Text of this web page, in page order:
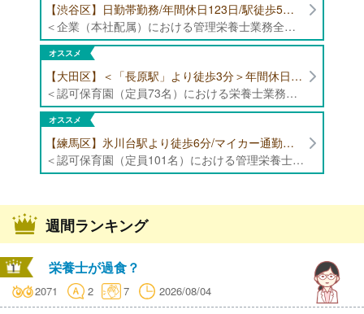
【渋谷区】日勤帯勤務/年間休日123日/駅徒歩5分/企業（本社配属）にて管理栄養士募集！
＜企業（本社配属）における管理栄養士業務全般＞ ・本社および在宅（週1日程度）で、運営・受託する保育園（約50箇所）の管理栄養士・マネジメント業務全般 ・調理指導、育成 ・調理代行※欠員時 ・衛生管理 ・献立作成 ・食材発注 ・園長、調理スタッフとの給食会議 ・クライアント企業との給食会議（食育等の企画提案） ・採用業務（面接・施設見学同行）など ・担当保育園の定期巡回（直行やオンライン対応あり） ※23区内の認可保育園や、事業所内保育園（市川市、古河市、厚木市・追浜等）
オススメ
【大田区】＜「長原駅」より徒歩3分＞年間休日120日以上/最大10連休取得可能/日勤帯勤務のみ 認可保育園（定員73名）にて、栄養士の募集！
＜認可保育園（定員73名）における栄養士業務全般＞ ・調理（朝おやつ・給食・おやつ・補食） ・盛付け、片づけ ・食育、保育室への給食ラウンド、事務業務 ・調理室のお掃除、備蓄の確認、発注など ※定員:73名(0歳児6名、1歳歳児10名、2歳児12名、3歳-5歳児各15名)
オススメ
【練馬区】氷川台駅より徒歩6分/マイカー通勤可能/年間休日120日/賞与高水準 認可保育園（定員101名）にて管理栄養士・栄養士・調理師募集！
＜認可保育園（定員101名）における管理栄養士・栄養士・調理師業務全般＞ ・調理業務全般 ・離乳食、アレルギー除去食対応 ・食育活動
週間ランキング
栄養士が過食？
2071 2 7 2026/08/04